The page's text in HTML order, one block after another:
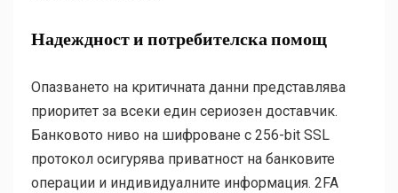
Надеждност и потребителска помощ
Опазването на критичната данни представлява
приоритет за всеки един сериозен доставчик.
Банковото ниво на шифроване с 256-bit SSL
протокол осигурява приватност на банковите
операции и индивидуалните информация. 2FA